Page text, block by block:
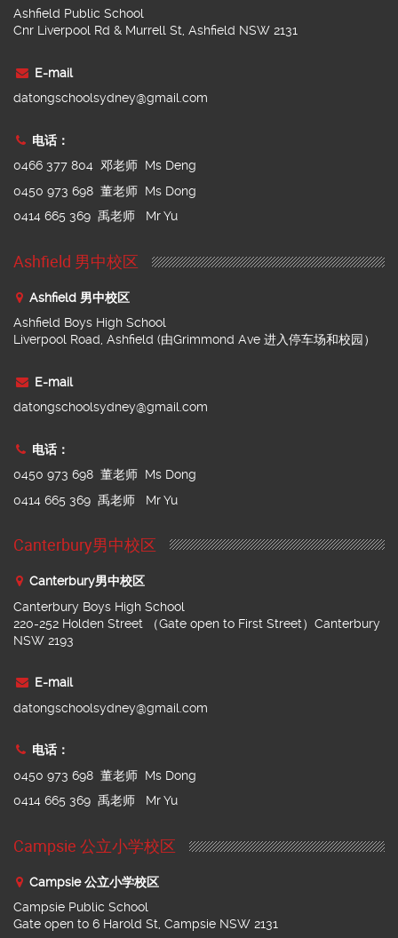
Ashfield Public School
Cnr Liverpool Rd & Murrell St, Ashfield NSW 2131
E-mail
datongschoolsydney@gmail.com
电话：
0466 377 804 邓老师 Ms Deng
0450 973 698 董老师 Ms Dong
0414 665 369 禹老师 Mr Yu
Ashfield 男中校区
Ashfield 男中校区
Ashfield Boys High School
Liverpool Road, Ashfield (由Grimmond Ave 进入停车场和校园）
E-mail
datongschoolsydney@gmail.com
电话：
0450 973 698 董老师 Ms Dong
0414 665 369 禹老师 Mr Yu
Canterbury男中校区
Canterbury男中校区
Canterbury Boys High School
220-252 Holden Street （Gate open to First Street）Canterbury
NSW 2193
E-mail
datongschoolsydney@gmail.com
电话：
0450 973 698 董老师 Ms Dong
0414 665 369 禹老师 Mr Yu
Campsie 公立小学校区
Campsie 公立小学校区
Campsie Public School
Gate open to 6 Harold St, Campsie NSW 2131